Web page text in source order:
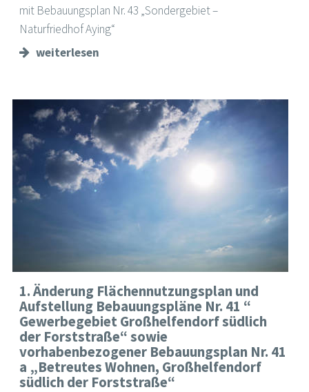
mit Bebauungsplan Nr. 43 „Sondergebiet –
Naturfriedhof Aying“
weiterlesen
1. Änderung Flächennutzungsplan und
Aufstellung Bebauungspläne Nr. 41 “
Gewerbegebiet Großhelfendorf südlich
der Forststraße“ sowie
vorhabenbezogener Bebauungsplan Nr. 41
a „Betreutes Wohnen, Großhelfendorf
südlich der Forststraße“